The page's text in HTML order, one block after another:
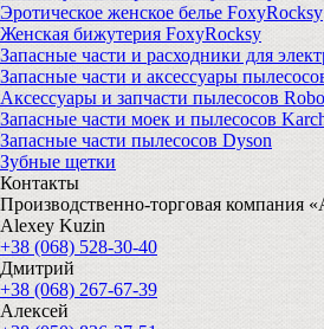
Эротическое женское белье FoxyRocksy
Женская бижутерия FoxyRocksy
Запасные части и расходники для
Запасные части и аксессуары
Аксессуары и запчасти пылесосов
Запасные части моек и пылесосов
Запасные части пылесосов Dyson
Зубные щетки
Контакты
Производственно-торговая
Alexey Kuzin
+38 (068) 528-30-40
Дмитрий
+38 (068) 267-67-39
Алексей